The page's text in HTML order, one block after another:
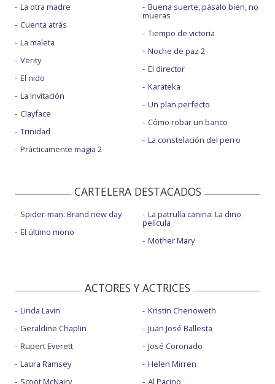
La otra madre
Cuenta atrás
La maleta
Verity
El nido
La invitación
Clayface
Trinidad
Prácticamente magia 2
Buena suerte, pásalo bien, no
mueras
Tiempo de victoria
Noche de paz 2
El director
Karateka
Un plan perfecto
Cómo robar un banco
La constelación del perro
CARTELERA DESTACADOS
Spider-man: Brand new day
El último mono
La patrulla canina: La dino
película
Mother Mary
ACTORES Y ACTRICES
Linda Lavin
Geraldine Chaplin
Rupert Everett
Laura Ramsey
Scoot McNairy
Kristin Chenoweth
Juan José Ballesta
José Coronado
Helen Mirren
Al Pacino